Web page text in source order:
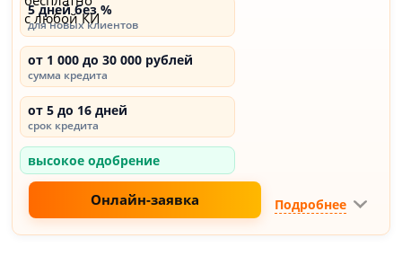
5 дней без %
для новых клиентов
от 1 000 до 30 000 рублей
сумма кредита
от 5 до 16 дней
срок кредита
высокое одобрение
Онлайн-заявка Подробнее